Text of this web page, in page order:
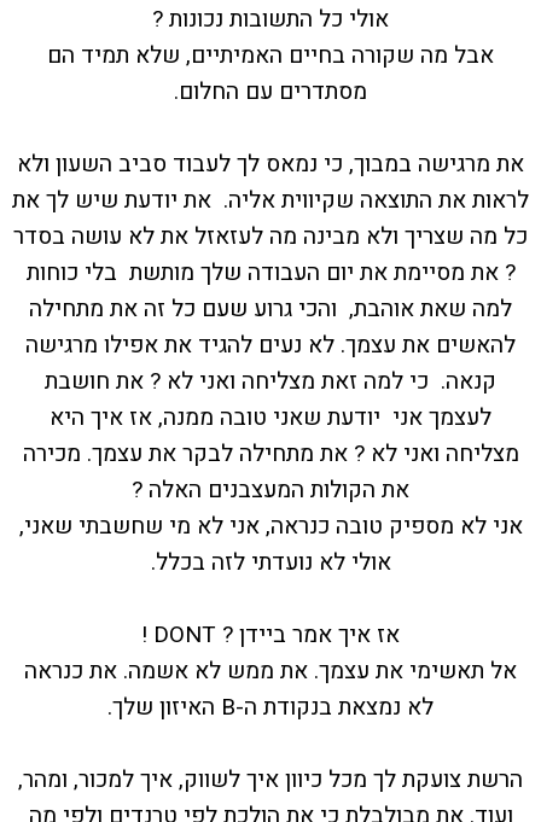
אולי כל התשובות נכונות ?
אבל מה שקורה בחיים האמיתיים, שלא תמיד הם
מסתדרים עם החלום.
את מרגישה במבוך, כי נמאס לך לעבוד סביב השעון ולא
לראות את התוצאה שקיווית אליה. את יודעת שיש לך את
כל מה שצריך ולא מבינה מה לעזאזל את לא עושה בסדר
? את מסיימת את יום העבודה שלך מותשת בלי כוחות
למה שאת אוהבת, והכי גרוע שעם כל זה את מתחילה
להאשים את עצמך. לא נעים להגיד את אפילו מרגישה
קנאה. כי למה זאת מצליחה ואני לא ? את חושבת
לעצמך אני יודעת שאני טובה ממנה, אז איך היא
מצליחה ואני לא ? את מתחילה לבקר את עצמך. מכירה
את הקולות המעצבנים האלה ?
אני לא מספיק טובה כנראה, אני לא מי שחשבתי שאני,
אולי לא נועדתי לזה בכלל.
אז איך אמר ביידן ? DONT !
אל תאשימי את עצמך. את ממש לא אשמה. את כנראה
לא נמצאת בנקודת ה-B האיזון שלך.
הרשת צועקת לך מכל כיוון איך לשווק, איך למכור, ומהר,